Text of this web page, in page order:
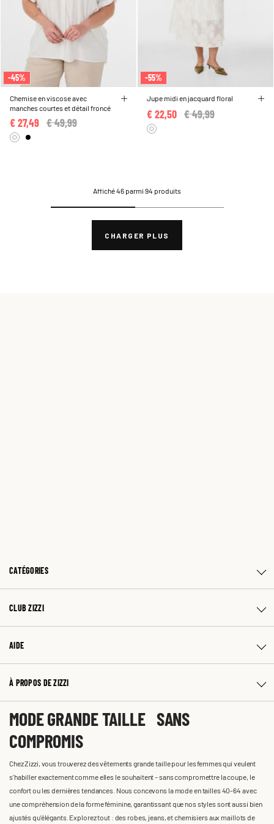
-45%
Chemise en viscose avec
manches courtes et détail froncé
Price reduced from
€ 49,99
€ 27,49
-55%
Jupe midi en jacquard floral
Price reduced from
€ 49,99
€ 22,50
Affiché 46 parmi 94 produits
CHARGER PLUS
CATÉGORIES
CLUB ZIZZI
AIDE
À PROPOS DE ZIZZI
MODE GRANDE TAILLE SANS
COMPROMIS
Chez Zizzi, vous trouverez des vêtements grande taille pour les femmes qui veulent
s'habiller exactement comme elles le souhaitent – sans compromettre la coupe, le
confort ou les dernières tendances. Nous concevons la mode en tailles 40-64 avec
une compréhension de la forme féminine, garantissant que nos styles sont aussi bien
ajustés qu'élégants. Explorez tout : des robes, jeans, et chemisiers aux maillots de